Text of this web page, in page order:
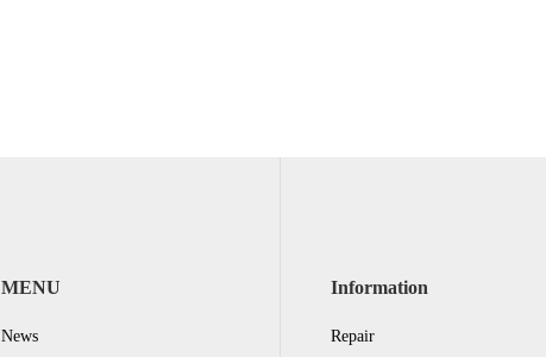
MENU
News
Information
Repair